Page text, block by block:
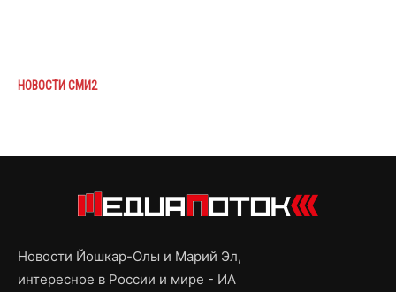
НОВОСТИ СМИ2
Новости Йошкар-Олы и Марий Эл,
интересное в России и мире - ИА